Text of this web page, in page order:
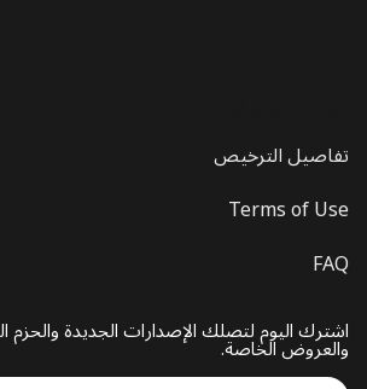
تفاصيل الترخيص
Terms of Use
FAQ
اشترك اليوم لتصلك الإصدارات الجديدة والحزم
والعروض الخاصة.